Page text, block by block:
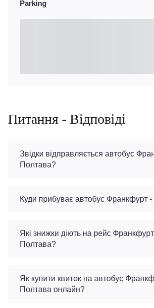
Parking
Питання - Відповіді
Звідки відправляється автобус
Полтава?
Куди прибуває автобус Франкфурт
Які знижки діють на рейс
Полтава?
Як купити квиток на автобус
Полтава онлайн?